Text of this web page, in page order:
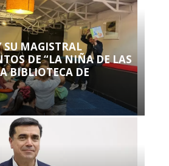
MAGISTRAL
DE “LA NIÑA DE LAS
BIBLIOTECA DE